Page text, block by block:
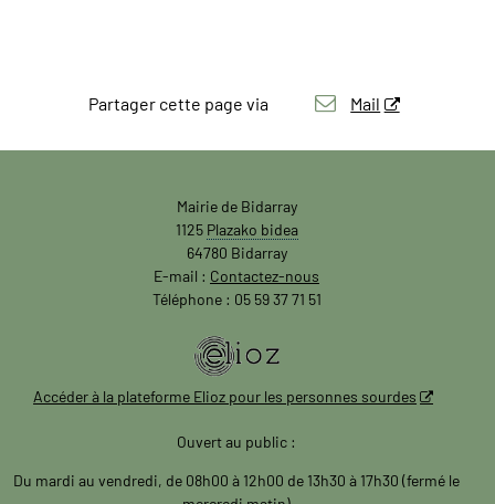
Partager cette page via Mail
Mairie de Bidarray
1125 Plazako bidea
64780 Bidarray
E-mail : Contactez-nous
Téléphone : 05 59 37 71 51
Accéder à la plateforme Elioz pour les personnes sourdes
Ouvert au public :
Du mardi au vendredi, de 08h00 à 12h00 de 13h30 à 17h30 (fermé le